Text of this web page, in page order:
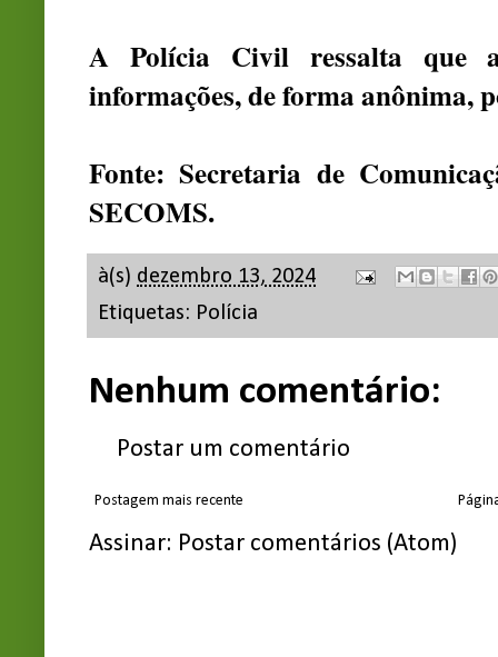
A Polícia Civil ressalta que
informações, de forma anônima,
Fonte: Secretaria de
SECOMS.
à(s) dezembro 13, 2024
Etiquetas: Polícia
Nenhum comentário:
Postar um comentário
Postagem mais recente
Assinar: Postar comentários (Atom)